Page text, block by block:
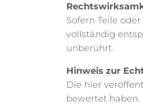
Sofern Teile
vollständig
unberührt.
Hinweis zur
Die hier
bewertet